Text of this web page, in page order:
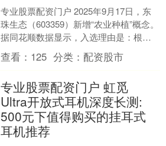
专业股票配资门户 2025年9月17日，东
珠生态（603359）新增“农业种植”概念。
据同花顺数据显示，入选理由是：根据
2024年12月26日公告：公司公司中....
查看： 125 分类：配资股市
专业股票配资门户 虹觅
Ultra开放式耳机深度长测:
500元下值得购买的挂耳式
耳机推荐